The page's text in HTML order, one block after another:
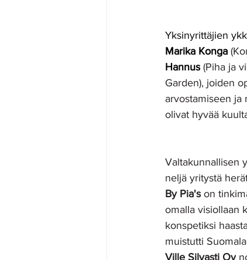
Yksinyrittäjien
Marika Konga
Hannus (Piha ja
Garden), joiden
arvostamiseen ja
olivat hyvää
Valtakunnallisen
neljä yritystä
By Pia's on
omalla visiollaan
konspetiksi
muistutti
Ville Silvasti Oy